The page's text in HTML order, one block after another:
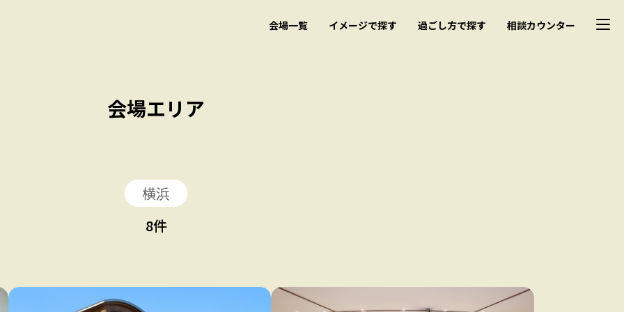
会場一覧 イメージで探す 過ごし方で探す 相談カウンター
会場エリア
横浜
8件